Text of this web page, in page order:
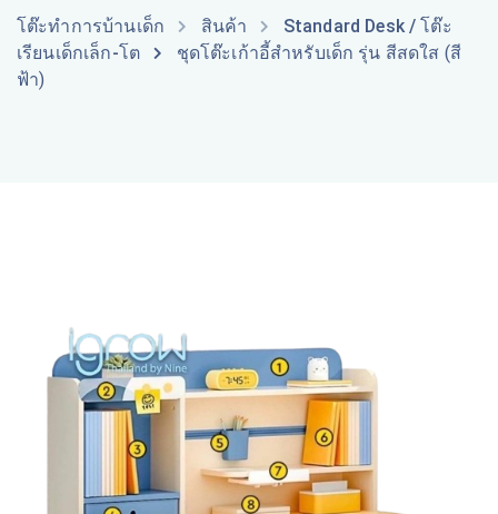
โต๊ะทำการบ้านเด็ก สินค้า
Standard Desk / โต๊ะ
เรียนเด็กเล็ก-โต
ชุดโต๊ะเก้าอี้สำหรับเด็ก รุ่น สีสดใส (สี
ฟ้า)